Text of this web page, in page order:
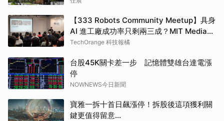
【333 Robots Community Meetup】具身
AI 進工廠成功率只剩兩三成？MIT Media
Lab 博士候選人、Nexuni 創辦人陳韋同用
TechOrange 科技報橘
台股45K關卡差一步 記憶體雙雄台達電漲
停
NOWNEWS今日新聞
寶雅一拆十首日飆漲停！拆股後這項獲利關
鍵更值得留意…